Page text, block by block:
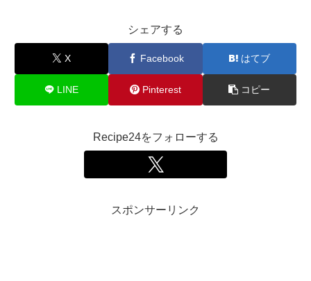
シェアする
X Facebook はてブ
LINE Pinterest コピー
Recipe24をフォローする
スポンサーリンク